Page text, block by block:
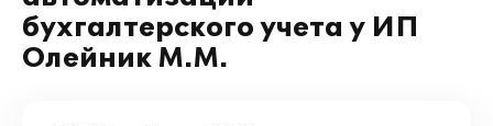
бухгалтерского учета у ИП
Олейник М.М.